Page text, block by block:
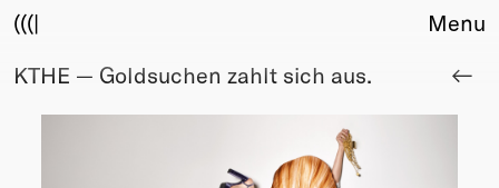
(((|
About
Menu
KTHE — Goldsuchen zahlt sich aus.